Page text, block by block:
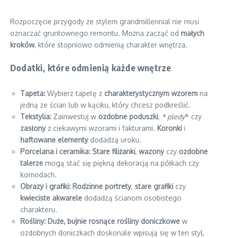
Rozpoczęcie przygody ze stylem grandmillennial nie musi
oznaczać gruntownego remontu. Można zacząć od małych
kroków, które stopniowo odmienią charakter wnętrza.
Dodatki, które odmienią każde wnętrze
Tapeta: Wybierz tapetę z charakterystycznym wzorem na
jedną ze ścian lub w kąciku, który chcesz podkreślić.
Tekstylia: Zainwestuj w ozdobne poduszki, * pledy* czy
zasłonyz ciekawymi wzorami i fakturami. Koronki i
haftowane elementydodadzą uroku.
Porcelana i ceramika: Stare filiżanki, wazonyczy ozdobne
talerze mogą stać się piękną dekoracją na półkach czy
komodach.
Obrazy i grafiki: Rodzinne portrety, stare grafiki czy
kwieciste akwarele dodadzą ścianom osobistego
charakteru.
Rośliny: Duże, bujnie rosnące rośliny doniczkowe w
ozdobnych doniczkach doskonale wpisują się w ten styl,